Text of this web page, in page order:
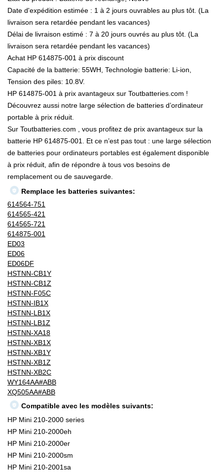
Date d'expédition estimée : 1 à 2 jours ouvrables au plus tôt. (La
livraison sera retardée pendant les vacances)
Délai de livraison estimé : 7 à 20 jours ouvrés au plus tôt. (La
livraison sera retardée pendant les vacances)
Achat HP 614875-001 à prix discount
Capacité de la batterie: 55WH, Technologie batterie: Li-ion,
Tension des piles: 10.8V.
HP 614875-001 à prix avantageux sur Toutbatteries.com !
Découvrez aussi notre large sélection de batteries d’ordinateur
portable à prix réduit.
Sur Toutbatteries.com , vous profitez de prix avantageux sur la
batterie HP 614875-001. Et ce n’est pas tout : une large sélection
de batteries pour ordinateurs portables est également disponible
à prix réduit, afin de répondre à tous vos besoins de
remplacement ou de sauvegarde.
Remplace les batteries suivantes:
614564-751
614565-421
614565-721
614875-001
ED03
ED06
ED06DF
HSTNN-CB1Y
HSTNN-CB1Z
HSTNN-F05C
HSTNN-IB1X
HSTNN-LB1X
HSTNN-LB1Z
HSTNN-XA18
HSTNN-XB1X
HSTNN-XB1Y
HSTNN-XB1Z
HSTNN-XB2C
WY164AA#ABB
XQ505AA#ABB
Compatible avec les modèles suivants:
HP Mini 210-2000 series
HP Mini 210-2000eh
HP Mini 210-2000er
HP Mini 210-2000sm
HP Mini 210-2001sa